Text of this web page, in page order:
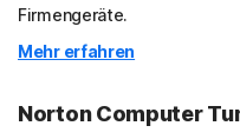
Firmengeräte.
Mehr erfahren
Norton Computer